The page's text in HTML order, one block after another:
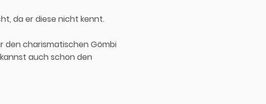
da er diese nicht kennt.
den charismatischen Gömbi
auch schon den